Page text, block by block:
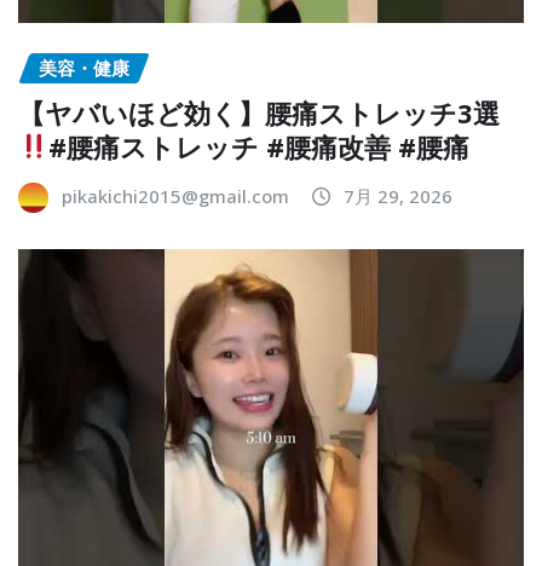
美容・健康
【ヤバいほど効く】腰痛ストレッチ3選
#腰痛ストレッチ #腰痛改善 #腰痛
pikakichi2015@gmail.com 7月 29, 2026